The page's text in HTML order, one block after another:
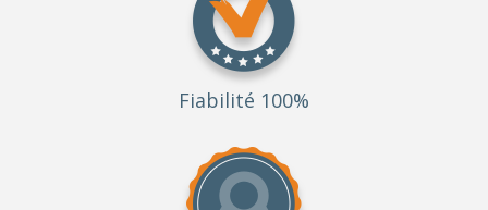
Fiabilité 100%